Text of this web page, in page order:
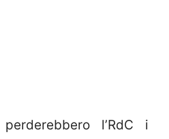
l’RdC i